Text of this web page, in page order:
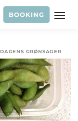
BOOKING
DAGENS GRØNSAGER